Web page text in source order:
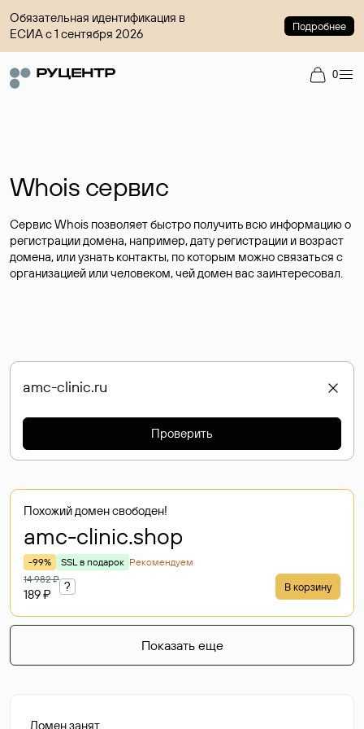
Обязательная идентификация в
ЕСИА с 1 сентября 2026
Подробнее
0
Whois сервис
Сервис Whois позволяет быстро получить всю информацию о
регистрации домена, например, дату регистрации и возраст
домена, или узнать контакты, по которым можно связаться с
организацией или человеком, чей домен вас заинтересовал.
Проверить
Похожий домен свободен!
amc-clinic.shop
-99% SSL в подарок Рекомендуем
14 982 ₽
189 ₽
? В корзину
Показать еще
Домен занят